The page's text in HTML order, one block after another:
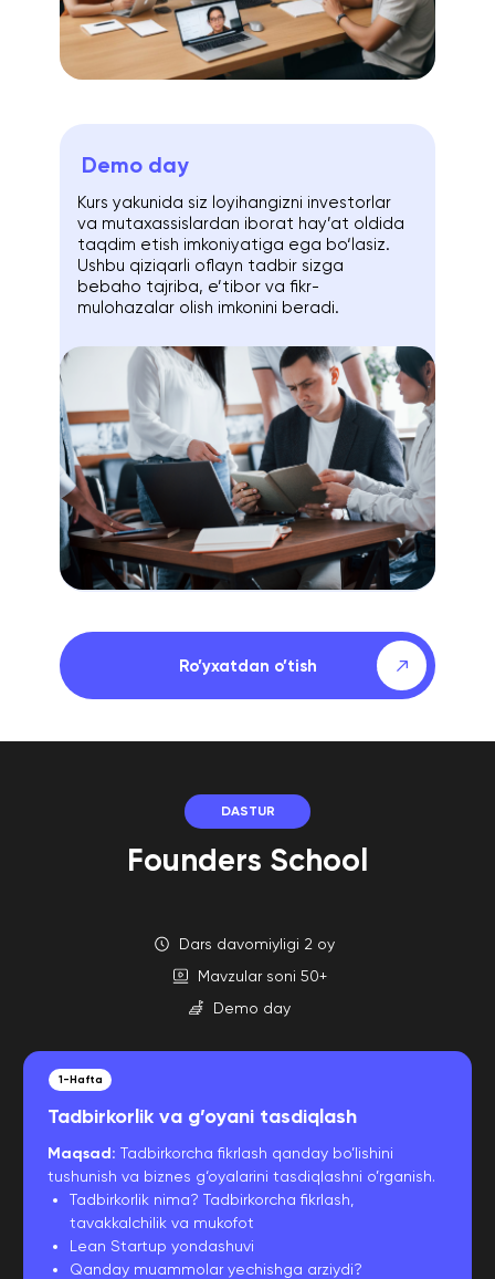
Ro’yxatdan o’tish
Demo day
Kurs yakunida siz loyihangizni investorlar
va mutaxassislardan iborat hay’at oldida
taqdim etish imkoniyatiga ega bo‘lasiz.
Ushbu qiziqarli oflayn tadbir sizga
bebaho tajriba, e’tibor va fikr-
mulohazalar olish imkonini beradi.
Founders School
1-Hafta
Tadbirkorlik va g’oyani tasdiqlash
Maqsad: Tadbirkorcha fikrlash qanday bo’lishini
tushunish va biznes g‘oyalarini tasdiqlashni o’rganish.
Tadbirkorlik nima? Tadbirkorcha fikrlash,
tavakkalchilik va mukofot
Lean Startup yondashuvi
Qanday muammolar yechishga arziydi?
Dars davomiyligi 2 oy
Mavzular soni 50+
Demo day
DASTUR